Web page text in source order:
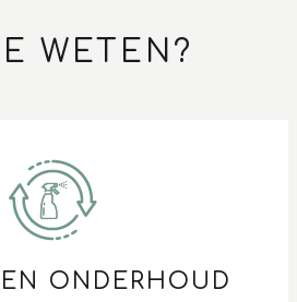
in de Pelgrim pizzaoven?
geëmailleerd metaal schoon?
WETEN?
ONDERHOUD